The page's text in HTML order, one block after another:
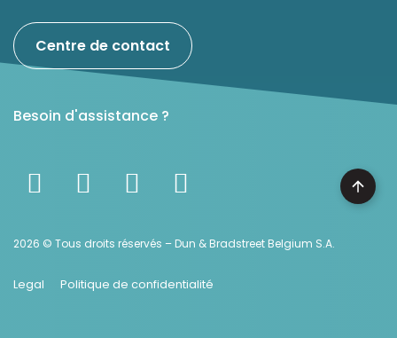
Centre de contact
Besoin d'assistance ?
2026 © Tous droits réservés – Dun & Bradstreet Belgium S.A.
Legal Politique de confidentialité